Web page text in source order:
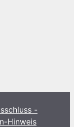
-
Hinweis